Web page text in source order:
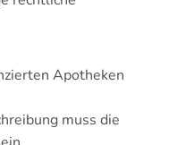
Apotheken
muss die